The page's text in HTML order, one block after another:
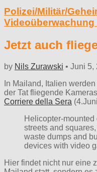
Polizei/Militär/
Videoüberwachung
Jetzt auch
by Nils Zurawski • Juni 5,
In Mailand, Italien
der Tat fliegende
Corriere della Sera
Helicopter-
streets and
waste dumps and
devices with video
Hier findet nicht nur eine